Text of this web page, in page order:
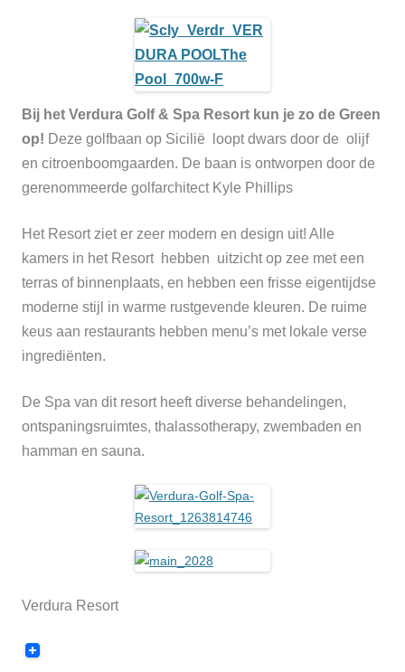
Bij het Verdura Golf & Spa Resort kun je zo de Green
op! Deze golfbaan op Sicilië loopt dwars door de olijf
en citroenboomgaarden. De baan is ontworpen door de
gerenommeerde golfarchitect Kyle Phillips
Het Resort ziet er zeer modern en design uit! Alle
kamers in het Resort hebben uitzicht op zee met een
terras of binnenplaats, en hebben een frisse eigentijdse
moderne stijl in warme rustgevende kleuren. De ruime
keus aan restaurants hebben menu’s met lokale verse
ingrediënten.
De Spa van dit resort heeft diverse behandelingen,
ontspaningsruimtes, thalassotherapy, zwembaden en
hamman en sauna.
Verdura Resort